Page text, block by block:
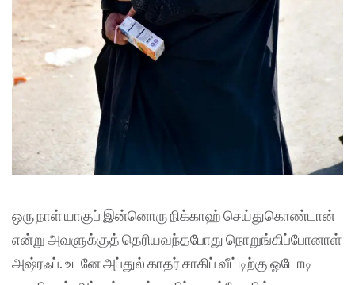
ஒரு நாள் யாகுப் இன்னொரு நிக்காஹ் செய்துகொண்டான்
என்று அவளுக்குத் தெரியவந்தபோது நொறுங்கிப்போனாள்
அஷ்ரஃப். உடனே அப்துல் காதர் சாகிப் வீட்டிற்கு ஓடோடி